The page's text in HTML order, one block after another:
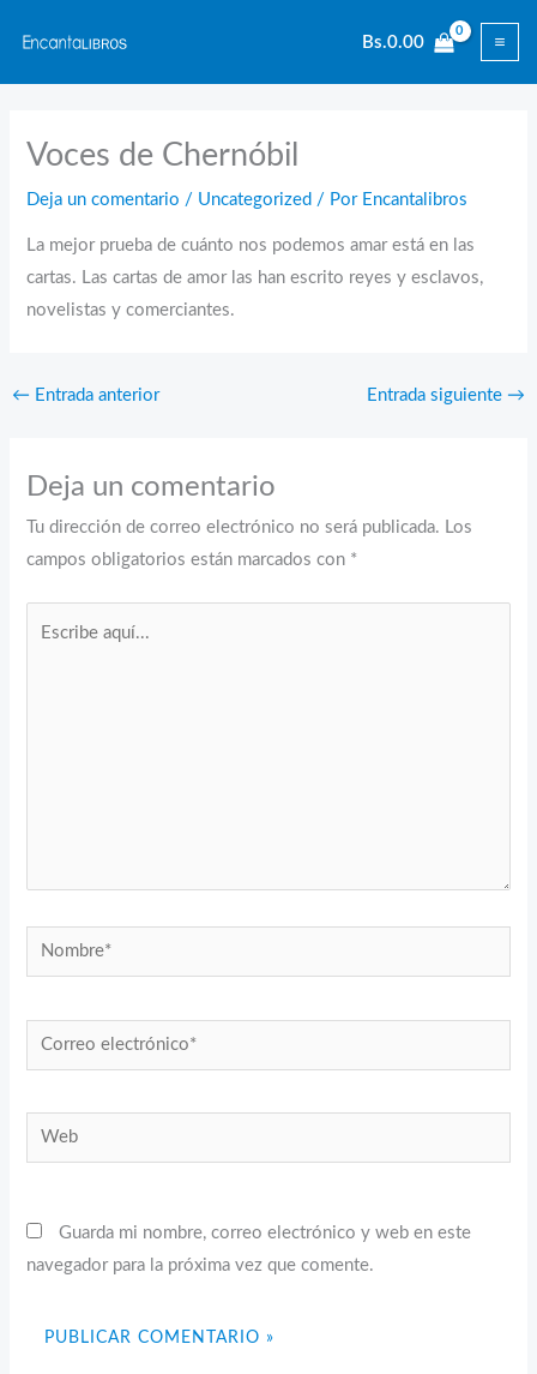
contenido
Bs.0.00
Voces de Chernóbil
Deja un comentario / Uncategorized / Por Encantalibros
La mejor prueba de cuánto nos podemos amar está en las
cartas. Las cartas de amor las han escrito reyes y esclavos,
novelistas y comerciantes.
← Entrada anterior Entrada siguiente →
Deja un comentario
Tu dirección de correo electrónico no será publicada. Los
campos obligatorios están marcados con *
Nombre*
Correo
electrónico*
Web
Guarda mi nombre, correo electrónico y web en este
navegador para la próxima vez que comente.